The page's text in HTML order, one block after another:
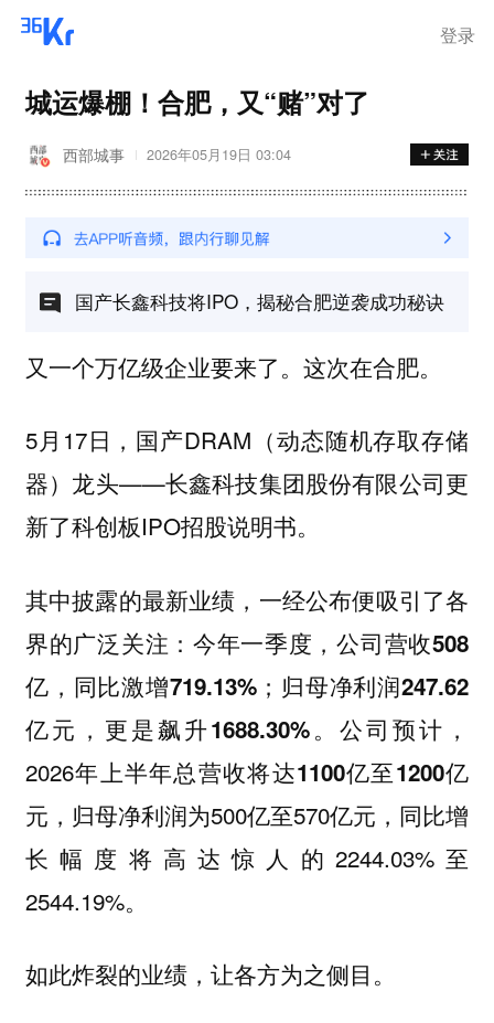
登录
城运爆棚！合肥，又“赌”对了
西部城事 2026年05月19日 03:04
国产长鑫科技将IPO，揭秘合肥逆袭成功秘诀
又一个万亿级企业要来了。这次在合肥。
5月17日，国产DRAM（动态随机存取存储
器）龙头——长鑫科技集团股份有限公司更
新了科创板IPO招股说明书。
其中披露的最新业绩，一经公布便吸引了各
界的广泛关注： 今年一季度，公司营收508
亿，同比激增719.13%；归母净利润247.62
亿元，更是飙升1688.30%。公司预计，
2026年 上半年总营收将达1100亿至1200亿
元 ，归母净利润为500亿至570亿元，同比增
长幅度将高达惊人的2244.03%至
2544.19%。
如此炸裂的业绩，让各方为之侧目。